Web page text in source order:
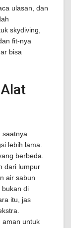
ulasan, dan
skydiving,
fit-nya
bisa
saatnya
lebih lama.
berbeda.
dari lumpur
air sabun
bukan di
itu, jas
aman untuk